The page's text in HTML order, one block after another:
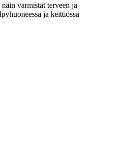
varmistat terveen ja
ja keittiössä